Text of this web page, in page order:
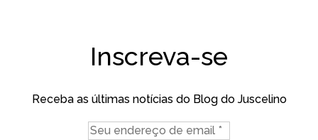
Inscreva-se
Receba as últimas notícias do Blog do Juscelino